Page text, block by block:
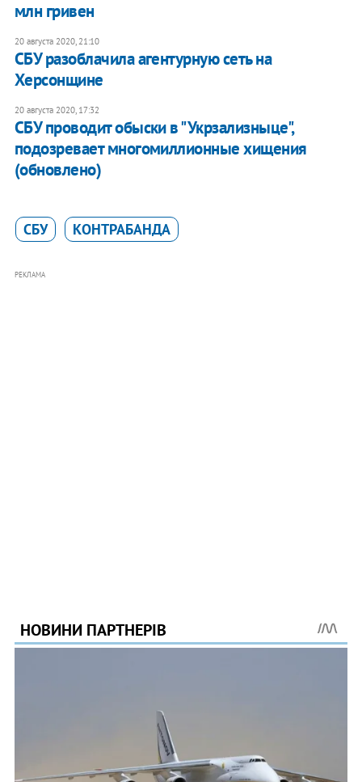
млн гривен
20 августа 2020, 21:10
СБУ разоблачила агентурную сеть на
Херсонщине
20 августа 2020, 17:32
СБУ проводит обыски в "Укрзализныце",
подозревает многомиллионные хищения
(обновлено)
СБУ КОНТРАБАНДА
РЕКЛАМА